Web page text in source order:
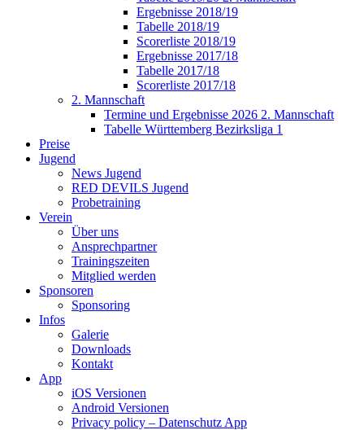
Ergebnisse 2018/19
Tabelle 2018/19
Scorerliste 2018/19
Ergebnisse 2017/18
Tabelle 2017/18
Scorerliste 2017/18
2. Mannschaft
Termine und Ergebnisse 2026 2. Mannschaft
Tabelle Württemberg Bezirksliga 1
Preise
Jugend
News Jugend
RED DEVILS Jugend
Probetraining
Verein
Über uns
Ansprechpartner
Trainingszeiten
Mitglied werden
Sponsoren
Sponsoring
Infos
Galerie
Downloads
Kontakt
App
iOS Versionen
Android Versionen
Privacy policy – Datenschutz App